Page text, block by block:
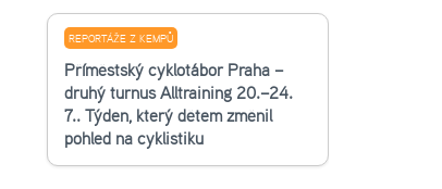
REPORTÁŽE Z KEMPŮ
Příměstský cyklotábor Praha –
druhý turnus Alltraining 20.–24.
7.. Týden, který dětem změnil
pohled na cyklistiku